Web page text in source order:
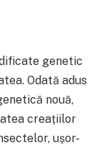
genetic
Odată adus
nouă,
creațiilor
ușor-